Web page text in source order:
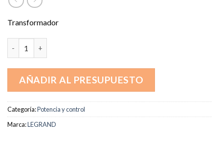
Transformador
AÑADIR AL PRESUPUESTO
Categoría:Potencia y control
Marca:LEGRAND